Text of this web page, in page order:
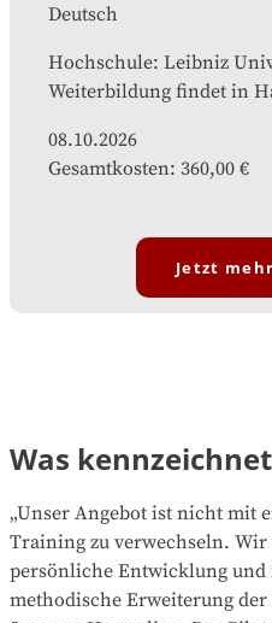
Deutsch
Hochschule: Leibniz
Weiterbildung findet in
08.10.2026
Gesamtkosten: 360,00 €
Jetzt
Was
„Unser Angebot ist nicht mit
Training zu verwechseln. Wir
persönliche Entwicklung
methodische Erweiterung der